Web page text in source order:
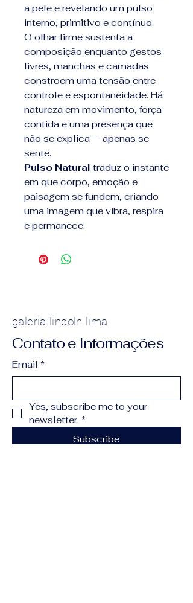
a pele e revelando um pulso
interno, primitivo e contínuo.
O olhar firme sustenta a
composição enquanto gestos
livres, manchas e camadas
constroem uma tensão entre
controle e espontaneidade. Há
natureza em movimento, força
contida e uma presença que
não se explica — apenas se
sente.
Pulso Natural traduz o instante
em que corpo, emoção e
paisagem se fundem, criando
uma imagem que vibra, respira
e permanece.
galeria lincoln lima
Contato e Informações
Email *
Yes, subscribe me to your
newsletter. *
Subscribe